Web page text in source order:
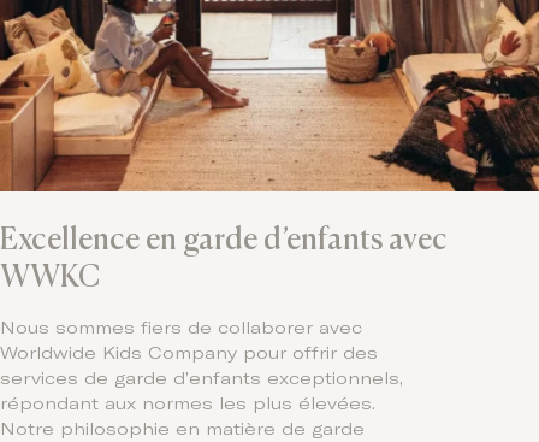
Excellence en garde d’enfants avec
WWKC
Nous sommes fiers de collaborer avec
Worldwide Kids Company pour offrir des
services de garde d’enfants exceptionnels,
répondant aux normes les plus élevées.
Notre philosophie en matière de garde